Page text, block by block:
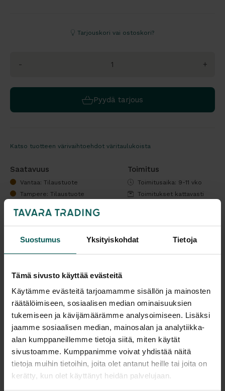
Suostumus Yksityiskohdat Tietoja
Tämä sivusto käyttää evästeitä
Käytämme evästeitä tarjoamamme sisällön ja mainosten
räätälöimiseen, sosiaalisen median ominaisuuksien
tukemiseen ja kävijämäärämme analysoimiseen. Lisäksi
jaamme sosiaalisen median, mainosalan ja analytiikka-
alan kumppaneillemme tietoja siitä, miten käytät
sivustoamme. Kumppanimme voivat yhdistää näitä
tietoja muihin tietoihin, joita olet antanut heille tai joita on
kerätty, kun olet käyttänyt heidän palvelujaan.
Tarjouskori vai ostoskori?
- +
Pyydä tarjous
Katso tuotteen värivaihtoehdot väritaulukoista
Saatavuus
Vantaa: Tilaustuote
Tampere: Tilaustuote
Toimitus
Toimitusaika: 9-11 vko
Toimitukset kattavasti
Tulosta tuotekortti
Kaikki valmistajan tuotteet tilattavissa kauttamme.
Tuotekuvaus
NARBUTAS CM-017 / CM-018 on pyöreä
sohvapöytäsarja, joka soveltuu toimistoihin,